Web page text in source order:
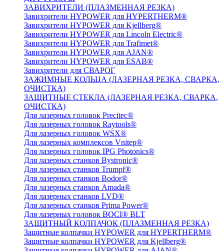
ЗАВИХРИТЕЛИ (ПЛАЗМЕННАЯ РЕЗКА)
Завихрители HYPOWER для HYPERTHERM®
Завихрители HYPOWER для Kjellberg®
Завихрители HYPOWER для Lincoln Electric®
Завихрители HYPOWER для Trafimet®
Завихрители HYPOWER для AJAN®
Завихрители HYPOWER для ESAB®
Завихрители для СВАРОГ
ЗАЖИМНЫЕ КОЛЬЦА (ЛАЗЕРНАЯ РЕЗКА, СВАРКА,
ОЧИСТКА)
ЗАЩИТНЫЕ СТЕКЛА (ЛАЗЕРНАЯ РЕЗКА, СВАРКА,
ОЧИСТКА)
Для лазерных головок Precitec®
Для лазерных головок Raytools®
Для лазерных головок WSX®
Для лазерных комплексов Vnitep®
Для лазерных головок IPG Photonics®
Для лазерных станков Bystronic®
Для лазерных станков Trumpf®
Для лазерных станков Bodor®
Для лазерных станков Amada®
Для лазерных станков LVD®
Для лазерных станков Prima Power®
Для лазерных головок BOCI® BLT
ЗАЩИТНЫЙ КОЛПАЧОК (ПЛАЗМЕННАЯ РЕЗКА)
Защитные колпачки HYPOWER для HYPERTHERM®
Защитные колпачки HYPOWER для Kjellberg®